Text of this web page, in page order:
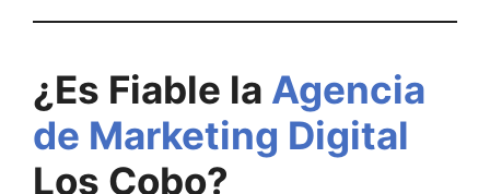
¿Es Fiable la Agencia
de Marketing Digital
Los Cobo?